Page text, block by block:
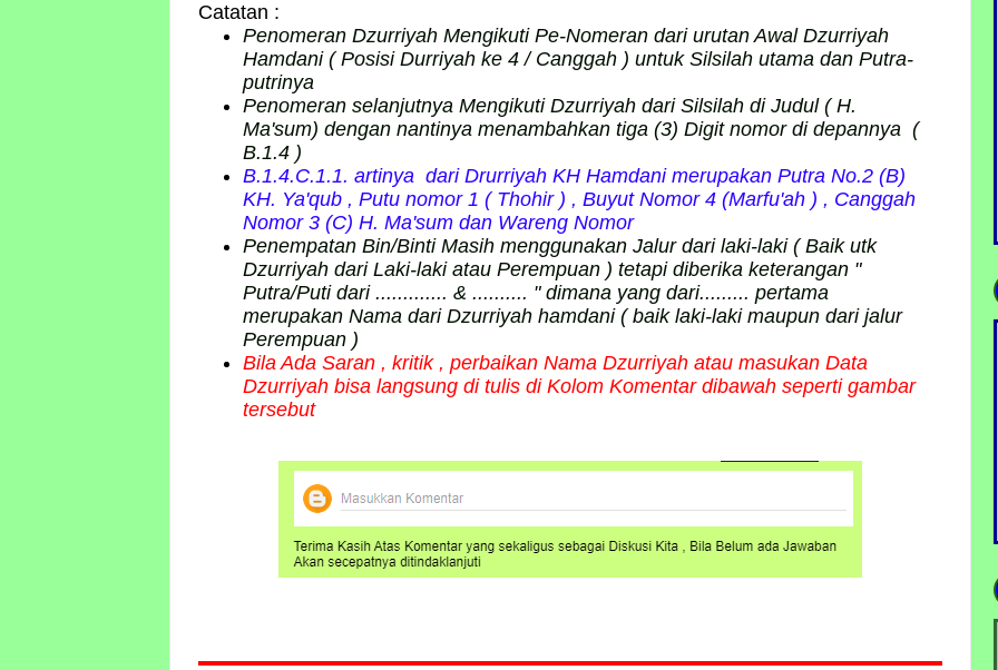
Catatan :
Penomeran Dzurriyah Mengikuti Pe-Nomeran dari urutan Awal Dzurriyah
Hamdani ( Posisi Durriyah ke 4 / Canggah ) untuk Silsilah utama dan Putra-
putrinya
Penomeran selanjutnya Mengikuti Dzurriyah dari Silsilah di Judul ( H.
Ma'sum) dengan nantinya menambahkan tiga (3) Digit nomor di depannya (
B.1.4 )
B.1.4.C.1.1. artinya dari Drurriyah KH Hamdani merupakan Putra No.2 (B)
KH. Ya'qub , Putu nomor 1 ( Thohir ) , Buyut Nomor 4 (Marfu'ah ) , Canggah
Nomor 3 (C) H. Ma'sum dan Wareng Nomor
Penempatan Bin/Binti Masih menggunakan Jalur dari laki-laki ( Baik utk
Dzurriyah dari Laki-laki atau Perempuan ) tetapi diberika keterangan "
Putra/Puti dari ............. & .......... " dimana yang dari......... pertama
merupakan Nama dari Dzurriyah hamdani ( baik laki-laki maupun dari jalur
Perempuan )
Bila Ada Saran , kritik , perbaikan Nama Dzurriyah atau masukan Data
Dzurriyah bisa langsung di tulis di Kolom Komentar dibawah seperti gambar
tersebut